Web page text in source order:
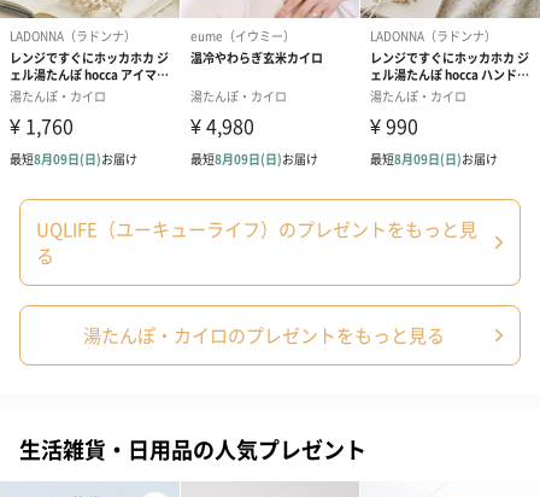
UQLIFE（ユーキューライフ）のプレゼントをもっと見
る
湯たんぽ・カイロのプレゼントをもっと見る
生活雑貨・日用品の人気プレゼント